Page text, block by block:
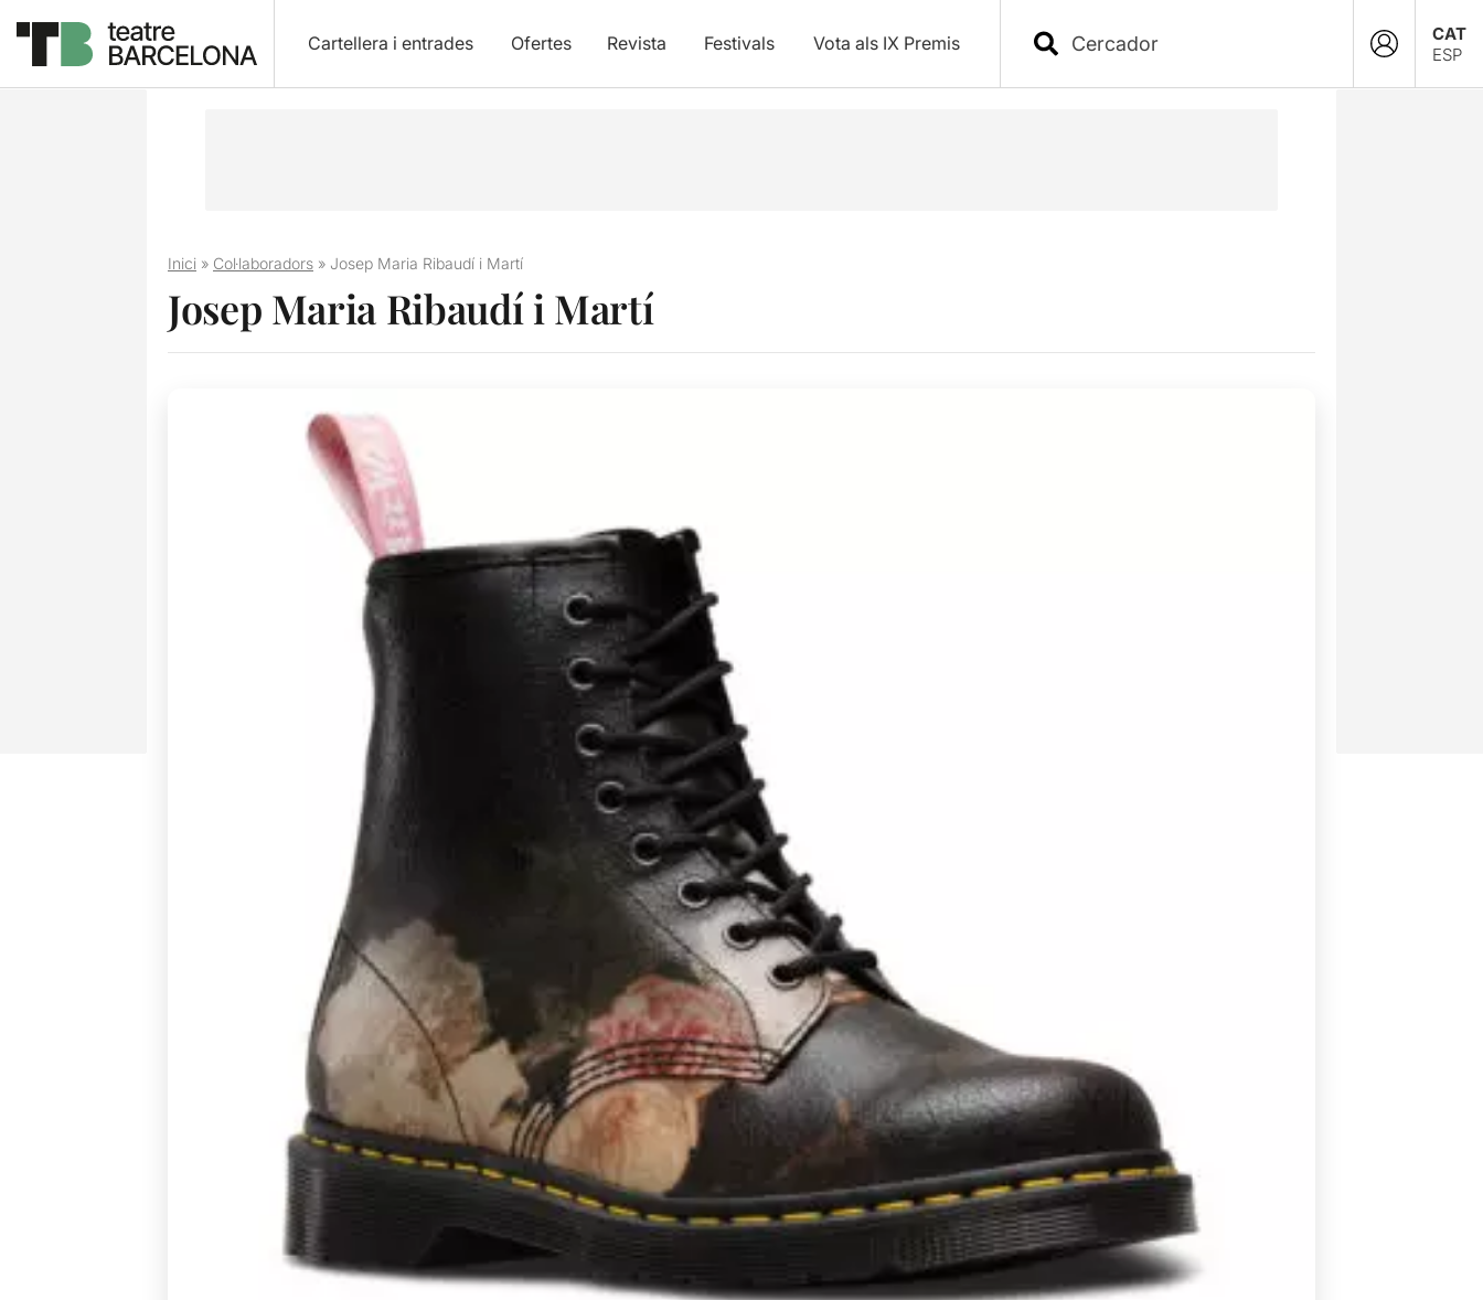
Cartellera i entrades Ofertes Revista Festivals Vota als IX Premis
CAT
ESP
Inici» Col·laboradors» Josep Maria Ribaudí i Martí
Josep Maria Ribaudí i Martí